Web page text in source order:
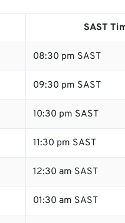
SAST
08:30 pm SAST
09:30 pm SAST
10:30 pm SAST
11:30 pm SAST
12:30 am SAST
01:30 am SAST